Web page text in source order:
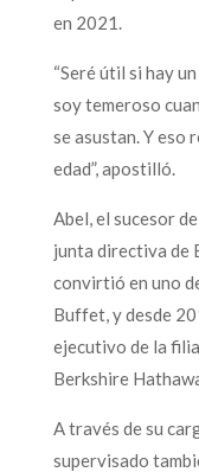
en 2021.
“Seré útil si hay
soy temeroso
se asustan. Y eso
edad”, apostilló.
Abel, el sucesor
junta directiva de
convirtió en uno
Buffet, y desde
ejecutivo de la
Berkshire
A través de su
supervisado